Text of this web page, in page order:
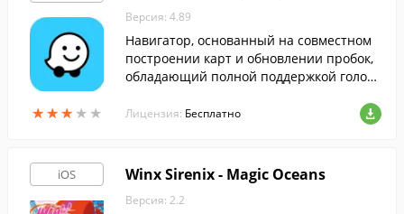
★★★ ★ ★
★★★ ★ ★
Версия: 4.89
Навигатор, основанный на совместном
построении карт и обновлении пробок,
обладающий полной поддержкой голосо
Лицензия: Бесплатно
iOS Winx Sirenix - Magic Oceans
Версия: 2.2